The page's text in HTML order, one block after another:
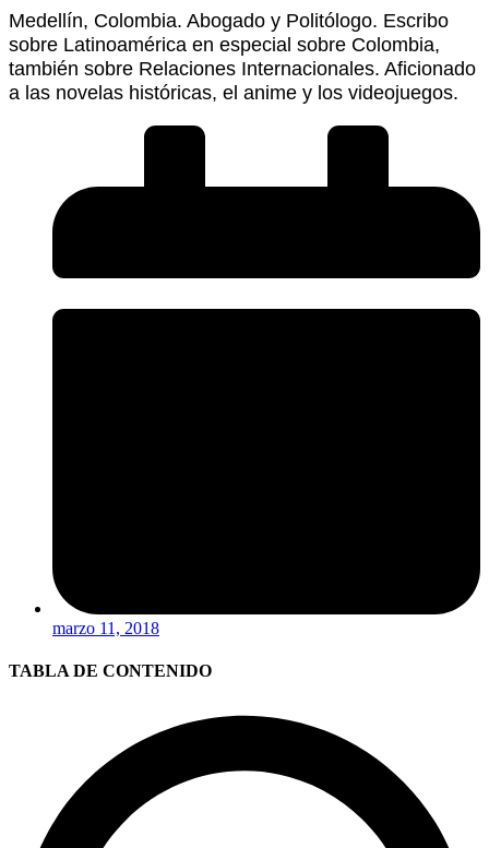
Medellín, Colombia. Abogado y Politólogo. Escribo
sobre Latinoamérica en especial sobre Colombia,
también sobre Relaciones Internacionales. Aficionado
a las novelas históricas, el anime y los videojuegos.
marzo 11, 2018
TABLA DE CONTENIDO